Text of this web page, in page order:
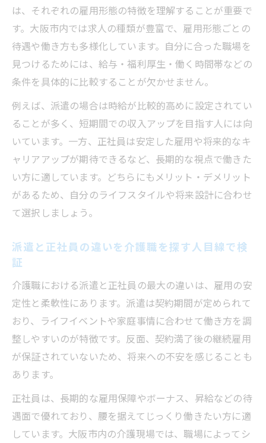
は、それぞれの雇用形態の特徴を理解することが重要で
す。大阪市内では求人の種類が豊富で、雇用形態ごとの
待遇や働き方も多様化しています。自分に合った職場を
見つけるためには、給与・福利厚生・働く時間帯などの
条件を具体的に比較することが欠かせません。
例えば、派遣の場合は時給が比較的高めに設定されてい
ることが多く、短期間での収入アップを目指す人には向
いています。一方、正社員は安定した雇用や将来的なキ
ャリアアップが期待できるなど、長期的な視点で働きた
い方に適しています。どちらにもメリット・デメリット
があるため、自分のライフスタイルや将来設計に合わせ
て選択しましょう。
派遣と正社員の違いを介護職を探す人目線で検
証
介護職における派遣と正社員の最大の違いは、雇用の安
定性と柔軟性にあります。派遣は契約期間が定められて
おり、ライフイベントや家庭事情に合わせて働き方を調
整しやすいのが特徴です。反面、契約満了後の継続雇用
が保証されていないため、将来への不安を感じることも
あります。
正社員は、長期的な雇用保障やボーナス、昇給などの待
遇面で優れており、腰を据えてじっくり働きたい方に適
しています。大阪市内の介護現場では、職場によってシ